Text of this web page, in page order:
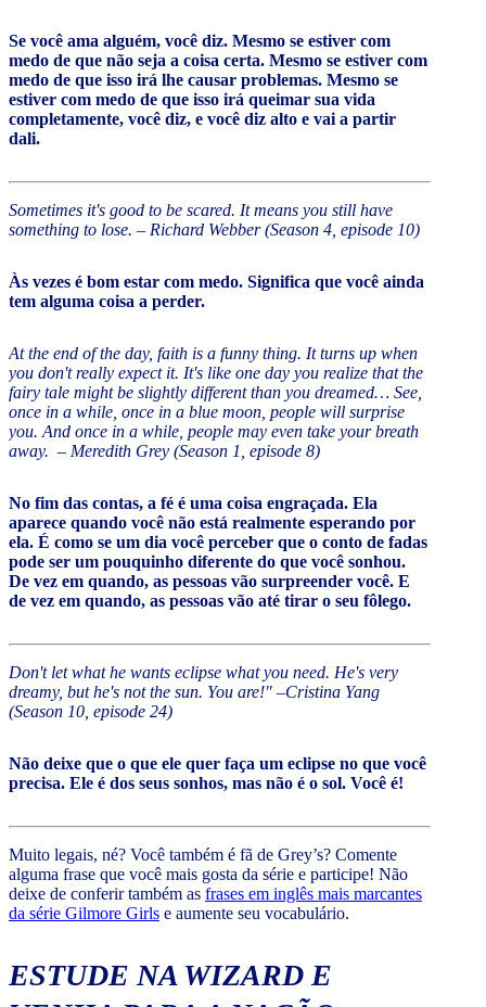
Se você ama alguém, você diz. Mesmo se estiver com
medo de que não seja a coisa certa. Mesmo se estiver com
medo de que isso irá lhe causar problemas. Mesmo se
estiver com medo de que isso irá queimar sua vida
completamente, você diz, e você diz alto e vai a partir
dali.
Sometimes it's good to be scared. It means you still have
something to lose. – Richard Webber (Season 4, episode 10)
Às vezes é bom estar com medo. Significa que você ainda
tem alguma coisa a perder.
At the end of the day, faith is a funny thing. It turns up when
you don't really expect it. It's like one day you realize that the
fairy tale might be slightly different than you dreamed… See,
once in a while, once in a blue moon, people will surprise
you. And once in a while, people may even take your breath
away. – Meredith Grey (Season 1, episode 8)
No fim das contas, a fé é uma coisa engraçada. Ela
aparece quando você não está realmente esperando por
ela. É como se um dia você perceber que o conto de fadas
pode ser um pouquinho diferente do que você sonhou.
De vez em quando, as pessoas vão surpreender você. E
de vez em quando, as pessoas vão até tirar o seu fôlego.
Don't let what he wants eclipse what you need. He's very
dreamy, but he's not the sun. You are!" –Cristina Yang
(Season 10, episode 24)
Não deixe que o que ele quer faça um eclipse no que você
precisa. Ele é dos seus sonhos, mas não é o sol. Você é!
Muito legais, né? Você também é fã de Grey’s? Comente
alguma frase que você mais gosta da série e participe! Não
deixe de conferir também as frases em inglês mais marcantes
da série Gilmore Girls e aumente seu vocabulário.
ESTUDE NA WIZARD E